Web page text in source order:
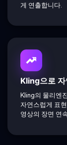
게 연출합니다.
Kling으로
Kling의 물리엔
자연스럽게 표
영상의 장면 연